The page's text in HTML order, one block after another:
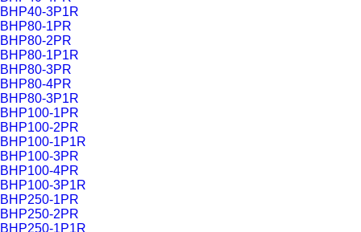
BHP40-3P1R
BHP80-1PR
BHP80-2PR
BHP80-1P1R
BHP80-3PR
BHP80-4PR
BHP80-3P1R
BHP100-1PR
BHP100-2PR
BHP100-1P1R
BHP100-3PR
BHP100-4PR
BHP100-3P1R
BHP250-1PR
BHP250-2PR
BHP250-1P1R